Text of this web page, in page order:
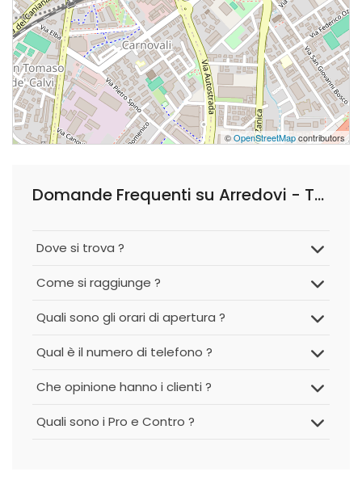
©OpenStreetMapcontributors
Domande Frequenti su Arredovi - Tessuti e Tendaggi
Dove si trova ?
Come si raggiunge ?
Quali sono gli orari di apertura ?
Qual è il numero di telefono ?
Che opinione hanno i clienti ?
Quali sono i Pro e Contro ?